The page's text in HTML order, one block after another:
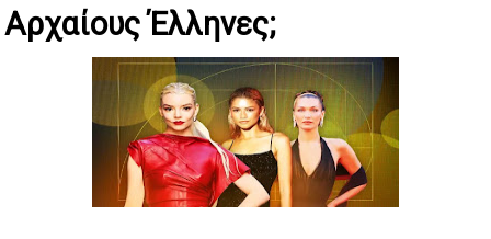
Αρχαίους Έλληνες;